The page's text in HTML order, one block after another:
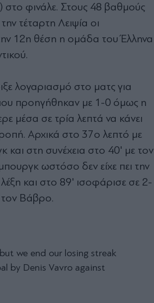
στο φινάλε. Στους 48 βαθμούς
τέταρτη Λειψία οι
12η θέση η ομάδα του Έλληνα
λογαριασμό στο ματς για
προηγήθηκαν με 1-0 όμως η
μέσα σε τρία λεπτά να κάνει
Αρχικά στο 37ο λεπτό με
και στη συνέχεια στο 40' με τον
ωστόσο δεν είχε πει την
λέξη και στο 89' ισοφάρισε σε 2-
Βάβρο.
we end our losing streak
by Denis Vavro against